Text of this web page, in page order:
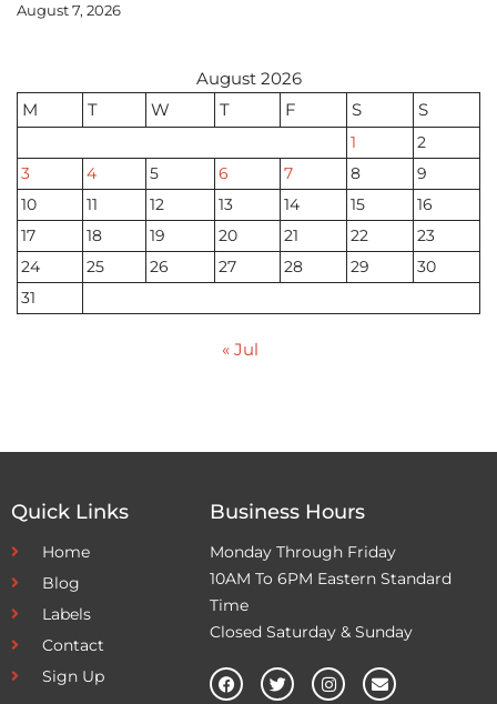
August 7, 2026
August 2026
M
T W T F S S
1
2
3
4 5 6 7 8
9
10
11 12 13 14 15
16
17
18 19 20 21 22
23
24
25 26 27 28 29
30
31
« Jul
Quick Links
Home
Blog
Labels
Contact
Sign Up
Business Hours
Monday Through Friday
10AM To 6PM Eastern Standard
Time
Closed Saturday & Sunday